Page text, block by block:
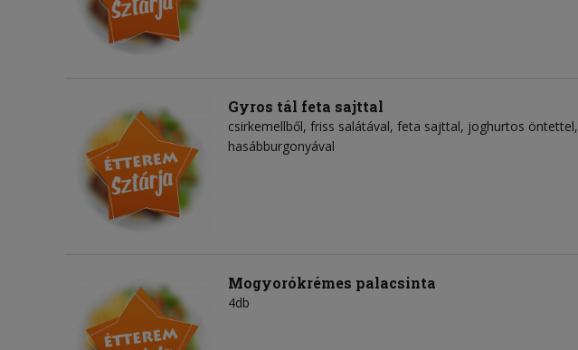
Gyros tál feta sajttal
csirkemellből, friss salátával, feta sajttal, joghurtos öntettel,
hasábburgonyával
Mogyorókrémes palacsinta
4db